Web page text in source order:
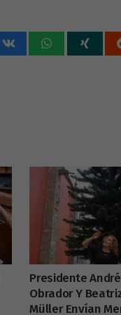
Presidente
Obrador Y
Müller Envían